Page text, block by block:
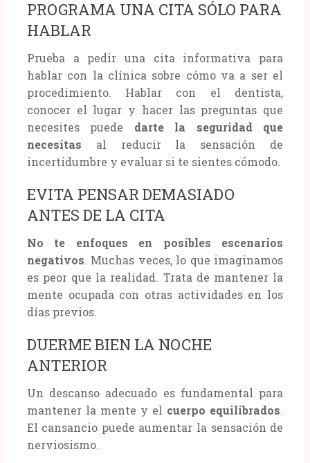
PROGRAMA UNA CITA SÓLO PARA
HABLAR
Prueba a pedir una cita informativa para
hablar con la clínica sobre cómo va a ser el
procedimiento. Hablar con el dentista,
conocer el lugar y hacer las preguntas que
necesites puede darte la seguridad que
necesitas al reducir la sensación de
incertidumbre y evaluar si te sientes cómodo.
EVITA PENSAR DEMASIADO
ANTES DE LA CITA
No te enfoques en posibles escenarios
negativos. Muchas veces, lo que imaginamos
es peor que la realidad. Trata de mantener la
mente ocupada con otras actividades en los
días previos.
DUERME BIEN LA NOCHE
ANTERIOR
Un descanso adecuado es fundamental para
mantener la mente y el cuerpo equilibrados.
El cansancio puede aumentar la sensación de
nerviosismo.